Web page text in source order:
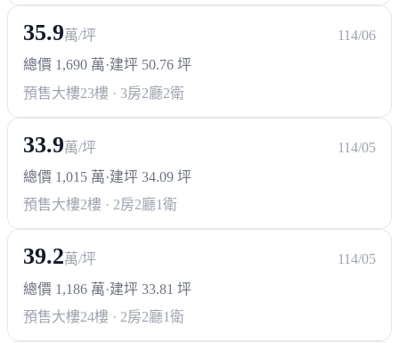
35.9萬/坪
114/06
總價 1,690 萬·建坪 50.76 坪
預售大樓23樓 · 3房2廳2衛
33.9萬/坪
114/05
總價 1,015 萬·建坪 34.09 坪
預售大樓2樓 · 2房2廳1衛
39.2萬/坪
114/05
總價 1,186 萬·建坪 33.81 坪
預售大樓24樓 · 2房2廳1衛